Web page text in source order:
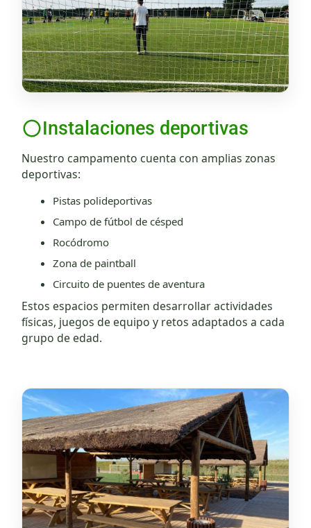
Instalaciones deportivas
Nuestro campamento cuenta con amplias zonas
deportivas:
Pistas polideportivas
Campo de fútbol de césped
Rocódromo
Zona de paintball
Circuito de puentes de aventura
Estos espacios permiten desarrollar actividades
físicas, juegos de equipo y retos adaptados a cada
grupo de edad.